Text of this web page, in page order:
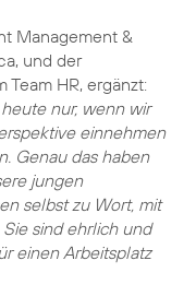
Management &
und der
HR, ergänzt:
nur, wenn wir
einnehmen
Genau das haben
jungen
selbst zu Wort, mit
sind ehrlich und
einen Arbeitsplatz